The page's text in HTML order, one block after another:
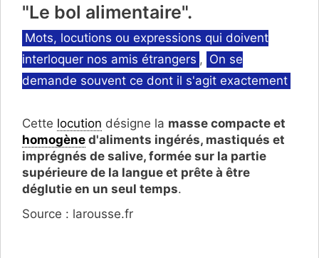
"Le bol alimentaire".
Catégories
Mots, locutions ou expressions qui doivent
interloquer nos amis étrangers , On se
demande souvent ce dont il s'agit exactement
Cette locution désigne la masse compacte et
homogène d'aliments ingérés, mastiqués et
imprégnés de salive, formée sur la partie
supérieure de la langue et prête à être
déglutie en un seul temps.
Source : larousse.fr